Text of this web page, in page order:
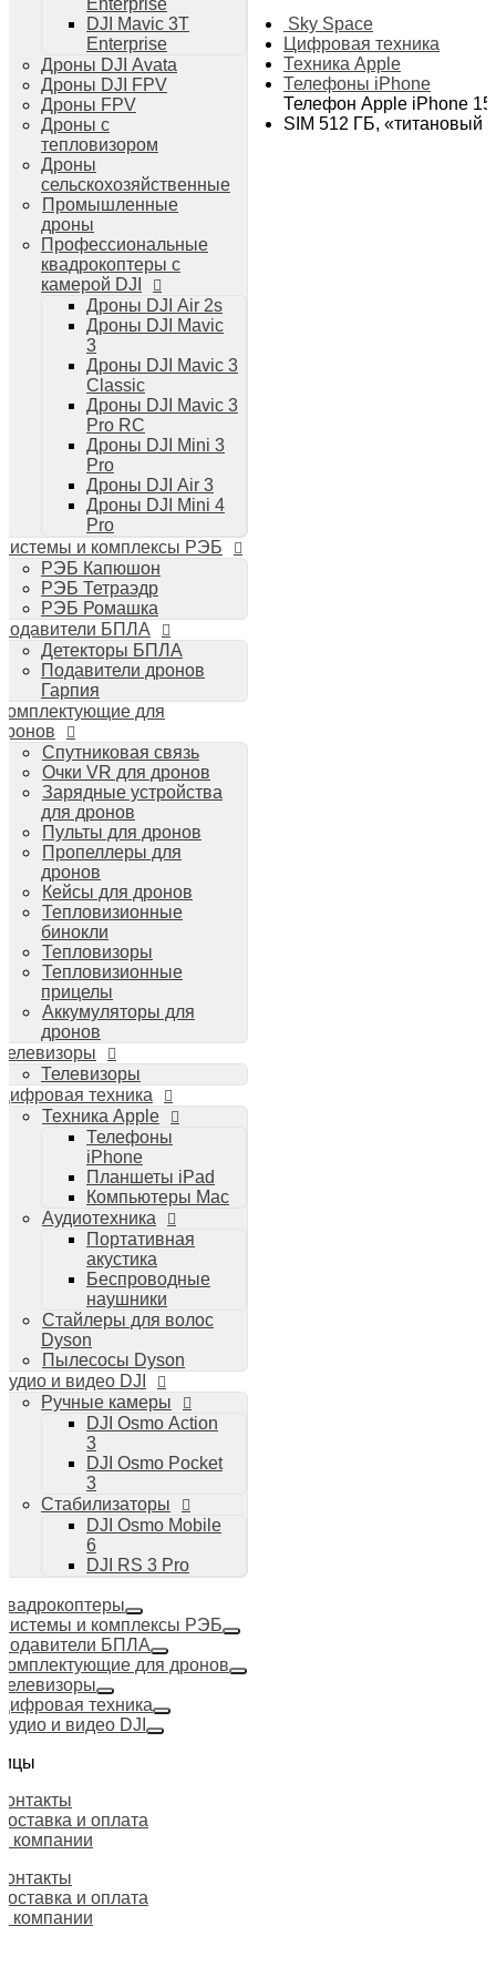
Дроны DJI Mini 4 Pro
Системы и комплексы РЭБ
РЭБ Капюшон
РЭБ Тетраэдр
РЭБ Ромашка
Подавители БПЛА
Детекторы БПЛА
Комплектующие для дронов
Спутниковая связь
Зарядные устройства для дронов
Пульты для дронов
Пропеллеры для дронов
Кейсы для дронов
Тепловизионные бинокли
Тепловизионные прицелы
Аккумуляторы для дронов
Телевизоры
Телевизоры
Цифровая техника
Техника Apple
Телефоны iPhone
Планшеты iPad
Компьютеры Mac
Аудиотехника
Стайлеры для волос Dyson
Пылесосы Dyson
Аудио и видео DJI
Ручные камеры
DJI Osmo Action 3
DJI Osmo Pocket 3
Стабилизаторы
DJI Osmo Mobile 6
DJI RS 3 Pro
Enterprise
DJI Mavic 3T
Enterprise
Дроны DJI Avata
Дроны DJI FPV
Дроны FPV
Дроны с
тепловизором
Дроны
сельскохозяйственные
Промышленные
дроны
Профессиональные
квадрокоптеры с
камерой DJI
Дроны DJI Air 2s
Дроны DJI Mavic
3
Дроны DJI Mavic 3
Classic
Дроны DJI Mavic 3
Pro RC
Дроны DJI Mini 3
Pro
Дроны DJI Air 3
Дроны DJI Mini 4
Pro
и комплексы РЭБ
РЭБ Капюшон
РЭБ Тетраэдр
РЭБ Ромашка
БПЛА
Детекторы БПЛА
Подавители дронов
Гарпия
для
Спутниковая связь
Очки VR для дронов
Зарядные устройства
для дронов
Пульты для дронов
Пропеллеры для
дронов
Кейсы для дронов
Тепловизионные
бинокли
Тепловизоры
Тепловизионные
прицелы
Аккумуляторы для
дронов
Телевизоры
техника
Техника Apple
Телефоны
iPhone
Планшеты iPad
Компьютеры Mac
Аудиотехника
Портативная
акустика
Беспроводные
наушники
Стайлеры для волос
Dyson
Пылесосы Dyson
и видео DJI
Ручные камеры
DJI Osmo Action
3
DJI Osmo Pocket
3
Стабилизаторы
DJI Osmo Mobile
6
DJI RS 3 Pro
и комплексы РЭБ
БПЛА
для дронов
техника
и видео DJI
и оплата
компании
и оплата
компании
Sky Space
Цифровая техника
Техника Apple
Телефоны iPhone
Телефон Apple iPhone 15
SIM 512 ГБ, «титановый